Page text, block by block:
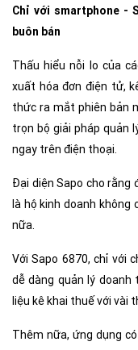
Chỉ với smartphone -
buôn bán
Thấu hiểu nỗi lo của
xuất hóa đơn điện tử,
thức ra mắt phiên bản
trọn bộ giải pháp quản
ngay trên điện thoại.
Đại diện Sapo cho rằng
là hộ kinh doanh
nữa.
Với Sapo 6870, chỉ với
dễ dàng quản lý
liệu kê khai thuế với vài
Thêm nữa, ứng dụng